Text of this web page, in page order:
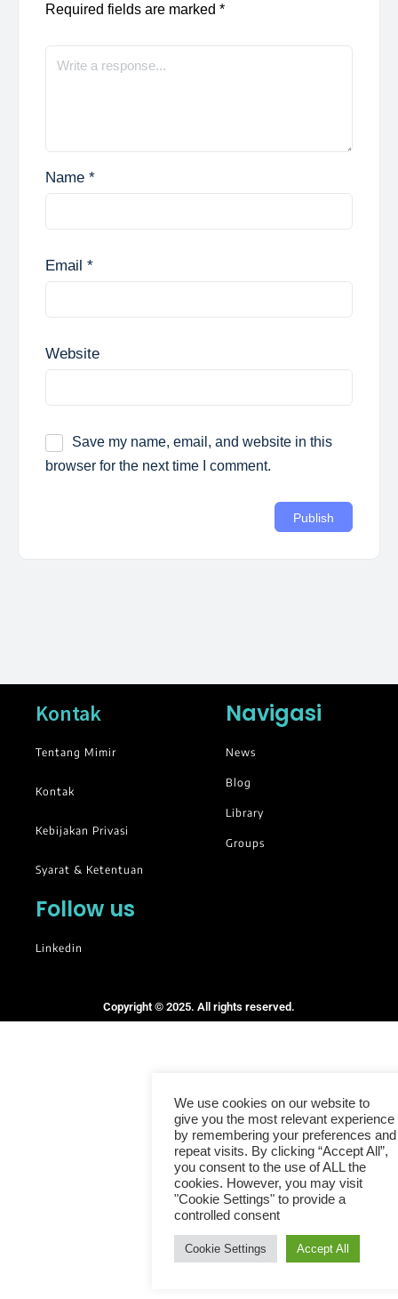
Required fields are marked *
Name *
Email *
Website
Save my name, email, and website in this
browser for the next time I comment.
Kontak
Tentang Mimir
Kontak
Kebijakan Privasi
Syarat & Ketentuan
Navigasi
News
Blog
Library
Groups
Follow us
Linkedin
Copyright © 2025. All rights reserved.
We use cookies on our website to
give you the most relevant experience
by remembering your preferences and
repeat visits. By clicking “Accept All”,
you consent to the use of ALL the
cookies. However, you may visit
"Cookie Settings" to provide a
controlled consent
Cookie Settings Accept All